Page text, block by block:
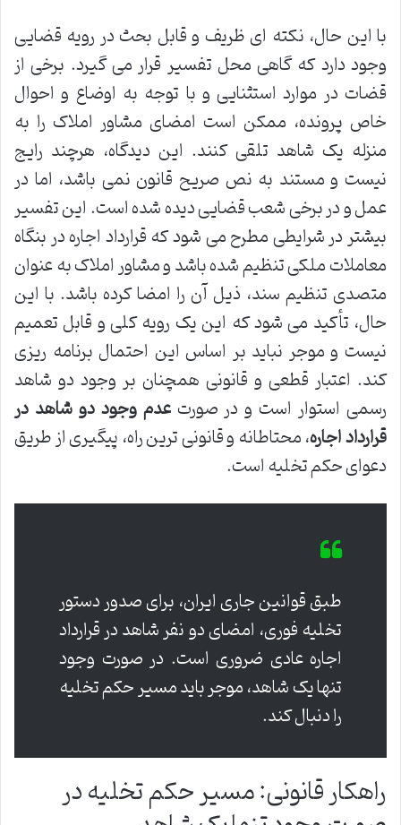
با این حال، نکته ای ظریف و قابل بحث در رویه قضایی
وجود دارد که گاهی محل تفسیر قرار می گیرد. برخی از
قضات در موارد استثنایی و با توجه به اوضاع و احوال
خاص پرونده، ممکن است امضای مشاور املاک را به
منزله یک شاهد تلقی کنند. این دیدگاه، هرچند رایج
نیست و مستند به نص صریح قانون نمی باشد، اما در
عمل و در برخی شعب قضایی دیده شده است. این تفسیر
بیشتر در شرایطی مطرح می شود که قرارداد اجاره در بنگاه
معاملات ملکی تنظیم شده باشد و مشاور املاک به عنوان
متصدی تنظیم سند، ذیل آن را امضا کرده باشد. با این
حال، تأکید می شود که این یک رویه کلی و قابل تعمیم
نیست و موجر نباید بر اساس این احتمال برنامه ریزی
کند. اعتبار قطعی و قانونی همچنان بر وجود دو شاهد
رسمی استوار است و در صورتعدم وجود دو شاهد در
قرارداد اجاره، محتاطانه و قانونی ترین راه، پیگیری از طریق
دعوای حکم تخلیه است.
طبق قوانین جاری ایران، برای صدور دستور
تخلیه فوری، امضای دو نفر شاهد در قرارداد
اجاره عادی ضروری است. در صورت وجود
تنها یک شاهد، موجر باید مسیر حکم تخلیه
را دنبال کند.
راهکار قانونی: مسیر حکم تخلیه در